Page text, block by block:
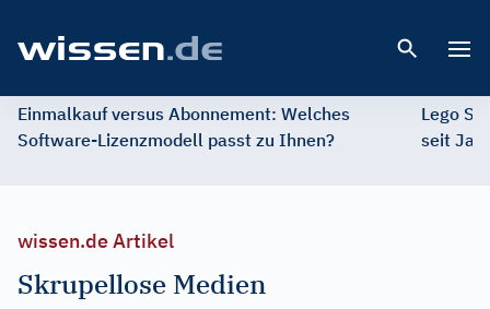
Einmalkauf versus Abonnement: Welches
Software-Lizenzmodell passt zu Ihnen?
Lego
seit
wissen.de Artikel
Skrupellose Medien